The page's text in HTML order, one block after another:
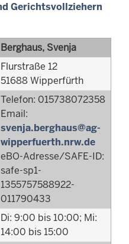
Gerichtsvollziehern
Berghaus, Svenja
Flurstraße 12
51688 Wipperfürth
Telefon: 015738072358
Email:
svenja.berghaus@ag-
wipperfuerth.nrw.de
eBO-Adresse/SAFE-ID:
safe-sp1-
1355757588922-
011790433
Di: 9:00 bis 10:00; Mi:
14:00 bis 15:00